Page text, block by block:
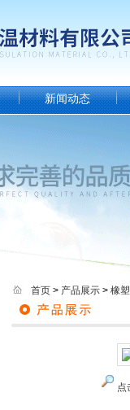
新闻动态
首页 > 产品展示 > 橡
点